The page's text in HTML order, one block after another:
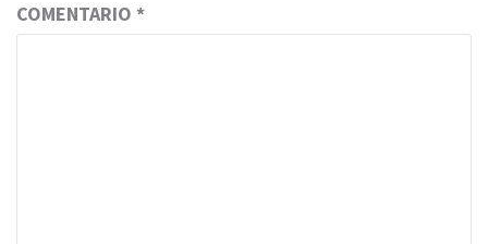
COMENTARIO *